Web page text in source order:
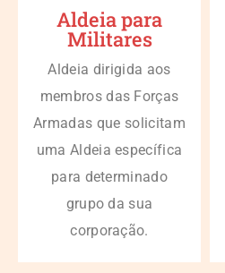
Aldeia para
Militares
Aldeia dirigida aos
membros das Forças
Armadas que solicitam
uma Aldeia específica
para determinado
grupo da sua
corporação.